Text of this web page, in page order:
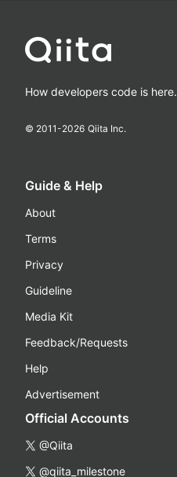
How developers code is here.
© 2011-2026 Qiita Inc.
Guide & Help
About
Terms
Privacy
Guideline
Media Kit
Feedback/Requests
Help
Advertisement
Official Accounts
@Qiita
@qiita_milestone